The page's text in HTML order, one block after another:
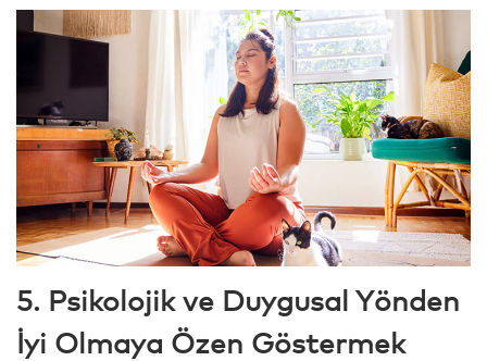
5. Psikolojik ve Duygusal Yönden
İyi Olmaya Özen Göstermek